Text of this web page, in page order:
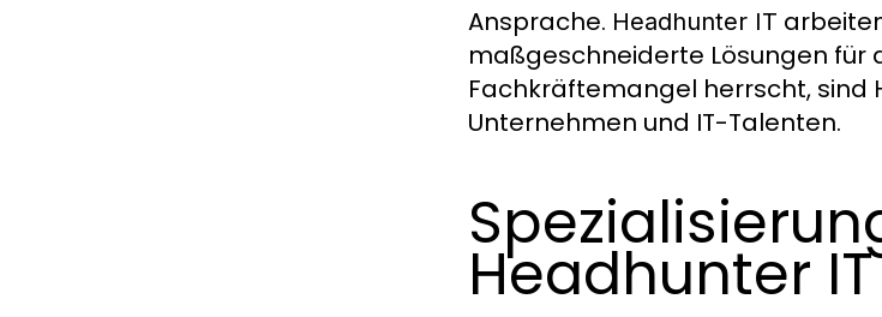
Ansprache. Headhunter IT
maßgeschneiderte Lösungen für
Fachkräftemangel herrscht, sind
Unternehmen und IT-Talenten.
Headhunter IT